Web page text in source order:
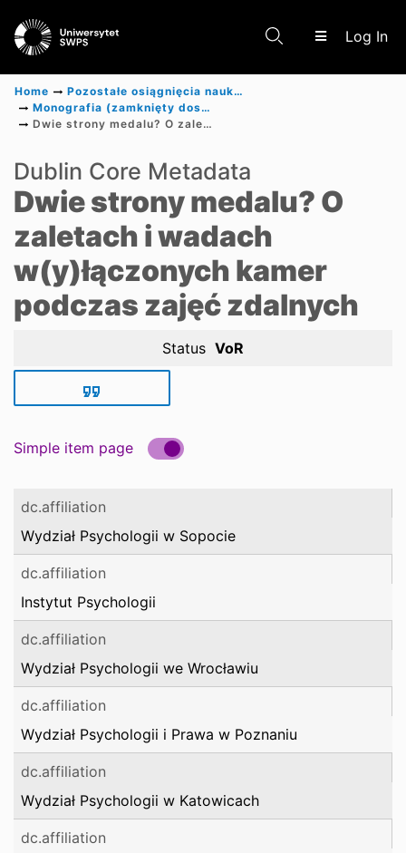
Log In
Communities & Collections
Scientific research results
Home
Pozostałe osiągnięcia naukowe
Monografia (zamknięty dostęp)
Dwie strony medalu? O zaletach i wadach w(y)łączonych kamer podczas zajęć zdalnych
Dublin Core Metadata
Dwie strony medalu? O
zaletach i wadach
w(y)łączonych kamer
podczas zajęć zdalnych
Status VoR
Simple item page
dc.affiliation
Wydział Psychologii w Sopocie
dc.affiliation
Instytut Psychologii
dc.affiliation
Wydział Psychologii we Wrocławiu
dc.affiliation
Wydział Psychologii i Prawa w Poznaniu
dc.affiliation
Wydział Psychologii w Katowicach
dc.affiliation